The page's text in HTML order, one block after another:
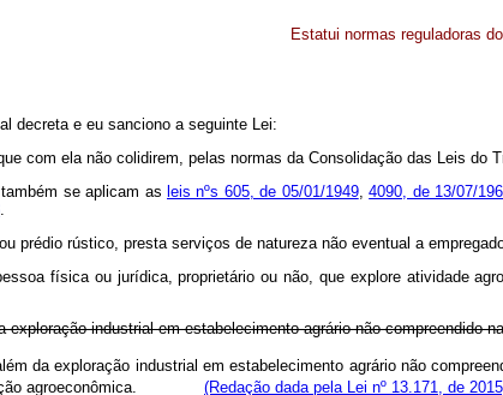
Estatui normas reguladoras
decreta e eu sanciono a seguinte Lei:
com ela não colidirem, pelas normas da Consolidação das Leis do
se aplicam as leis nºs 605, de 05/01/1949,4090, de 13/07/
.
prédio rústico, presta serviços de natureza não eventual a
física ou jurídica, proprietário ou não, que explore atividade
industrial em estabelecimento agrário não compreendido
da exploração industrial em estabelecimento agrário não
agroeconômica. (Redação dada pela Lei nº 13.171, de